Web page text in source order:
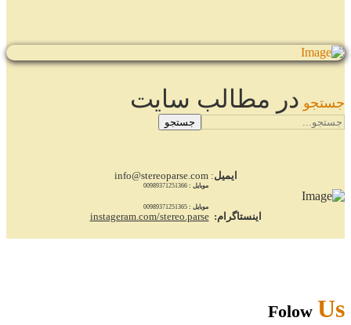
جستجو در مطالب سایت
جستجو
ایمیل : info@stereoparse.com
موبایل :00989371251366
موبایل :00989371251365
اینستاگرام: instageram.com/stereo.parse
FolowUs